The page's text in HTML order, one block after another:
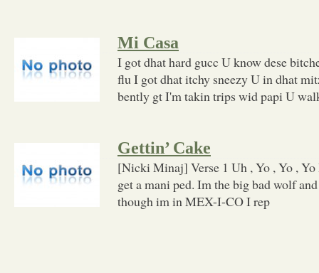
Mi Casa
I got dhat hard gucc U know dese
flu I got dhat itchy sneezy U in dhat
bently gt I'm takin trips wid papi U
Gettin’ Cake
[Nicki Minaj] Verse 1 Uh , Yo , Yo ,
get a mani ped. Im the big bad wolf
though im in MEX-I-CO I rep